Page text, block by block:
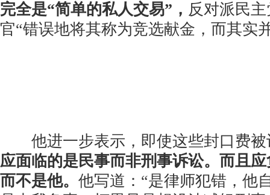
完全是“简单的私人交易”， 反对派民
官“错误地将其称为竞选献金，而其实
他进一步表示，即使这些封口费被
应面临的是民事而非刑事诉讼。而且
而不是他。 他写道：“是律师犯错，他